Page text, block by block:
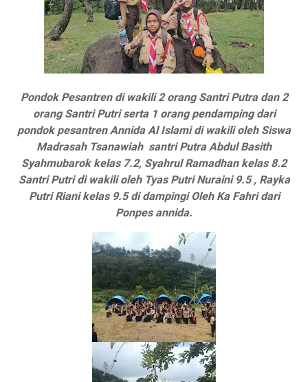
Pondok Pesantren di wakili 2 orang Santri Putra dan 2
orang Santri Putri serta 1 orang pendamping dari
pondok pesantren Annida Al Islami di wakili oleh Siswa
Madrasah Tsanawiah santri Putra Abdul Basith
Syahmubarok kelas 7.2, Syahrul Ramadhan kelas 8.2
Santri Putri di wakili oleh Tyas Putri Nuraini 9.5 , Rayka
Putri Riani kelas 9.5 di dampingi Oleh Ka Fahri dari
Ponpes annida.